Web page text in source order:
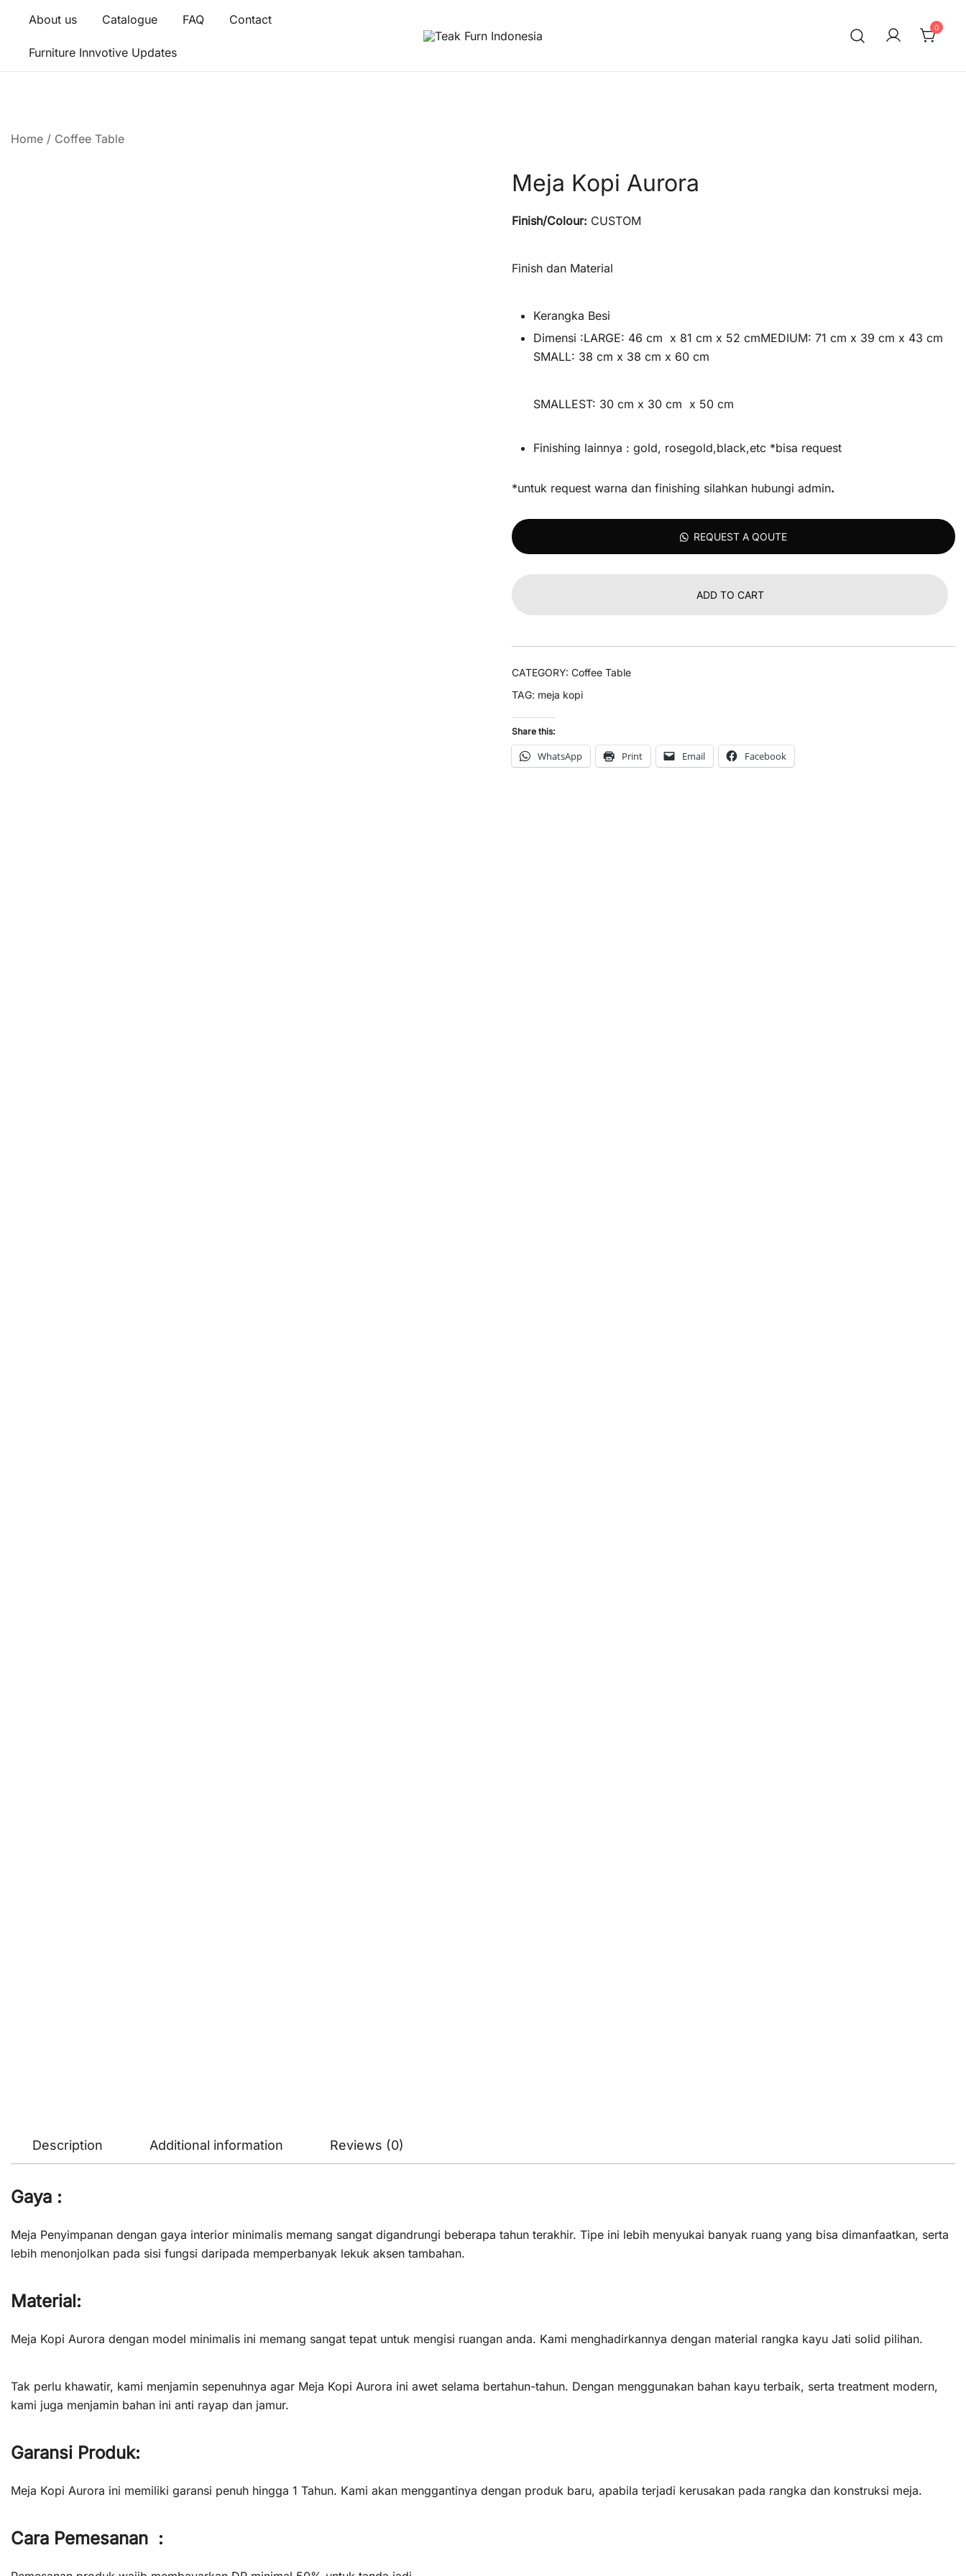
About us Catalogue FAQ Contact
Furniture Innvotive Updates
0
Home / Coffee Table
Meja Kopi Aurora
Finish/Colour: CUSTOM
Finish dan Material
Kerangka Besi
Dimensi :LARGE: 46 cm x 81 cm x 52 cmMEDIUM: 71 cm x 39 cm x 43 cm
SMALL: 38 cm x 38 cm x 60 cm
SMALLEST: 30 cm x 30 cm x 50 cm
Finishing lainnya : gold, rosegold,black,etc *bisa request
*untuk request warna dan finishing silahkan hubungi admin.
REQUEST A QOUTE
ADD TO CART
CATEGORY: Coffee Table
TAG: meja kopi
Share this:
WhatsApp Print Email Facebook
Description Additional information Reviews (0)
Gaya :
Meja Penyimpanan dengan gaya interior minimalis memang sangat digandrungi beberapa tahun terakhir. Tipe ini lebih menyukai banyak ruang yang bisa dimanfaatkan, serta
lebih menonjolkan pada sisi fungsi daripada memperbanyak lekuk aksen tambahan.
Material:
Meja Kopi Aurora dengan model minimalis ini memang sangat tepat untuk mengisi ruangan anda. Kami menghadirkannya dengan material rangka kayu Jati solid pilihan.
Tak perlu khawatir, kami menjamin sepenuhnya agar Meja Kopi Aurora ini awet selama bertahun-tahun. Dengan menggunakan bahan kayu terbaik, serta treatment modern,
kami juga menjamin bahan ini anti rayap dan jamur.
Garansi Produk:
Meja Kopi Aurora ini memiliki garansi penuh hingga 1 Tahun. Kami akan menggantinya dengan produk baru, apabila terjadi kerusakan pada rangka dan konstruksi meja.
Cara Pemesanan :